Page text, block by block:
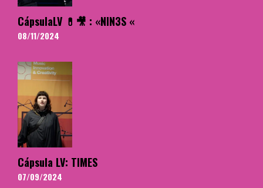
CápsulaLV 💊🎥 : «NIN3S «
08/11/2024
Cápsula LV: TIMES
07/09/2024